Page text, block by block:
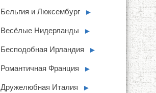
Бельгия и Люксембург ►
Весёлые Нидерланды ►
Бесподобная Ирландия ►
Романтичная Франция ►
Дружелюбная Италия ►